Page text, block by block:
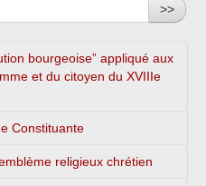
>>
bourgeoise” appliqué aux
et du citoyen du XVIIIe
Constituante
religieux chrétien